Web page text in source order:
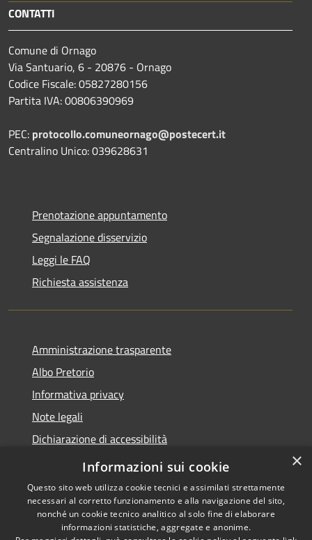
CONTATTI
Comune di Ornago
Via Santuario, 6 - 20876 - Ornago
Codice Fiscale: 05827280156
Partita IVA: 00806390969
PEC: protocollo.comuneornago@postecert.it
Centralino Unico: 039628631
Prenotazione appuntamento
Segnalazione disservizio
Leggi le FAQ
Richiesta assistenza
Amministrazione trasparente
Albo Pretorio
Informativa privacy
Note legali
Dichiarazione di accessibilità
Obiettivi di accessibilità
Copyright © 2026 • Comune di
×
Informazioni sui cookie
Questo sito web utilizza cookie tecnici e assimilati strettamente
necessari al corretto funzionamento e alla navigazione del sito,
nonché un cookie tecnico analitico al solo fine di elaborare
informazioni statistiche, aggregate e anonime.